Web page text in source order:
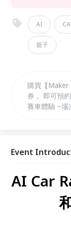
AI
親子
購買【Maker
券， 即可預
賽車體驗 ~場
Event
AI Car